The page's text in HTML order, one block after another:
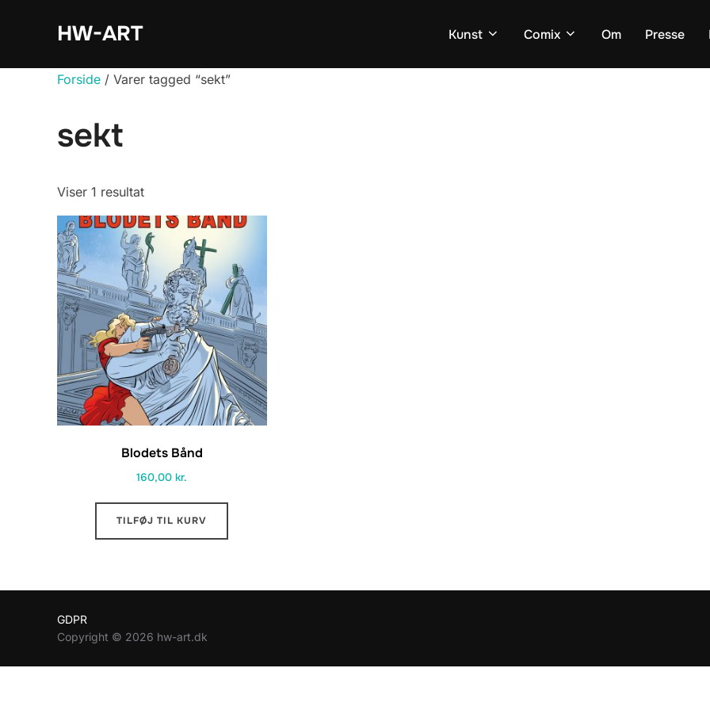
HW-ART Kunst Comix Om Presse
Forside / Varer tagged “sekt”
sekt
Viser 1 resultat
Blodets Bånd
160,00kr.
TILFØJ TIL KURV
GDPR
Copyright © 2026 hw-art.dk